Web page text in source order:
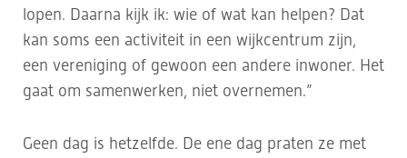
lopen. Daarna kijk ik: wie of wat kan helpen? Dat
kan soms een activiteit in een wijkcentrum zijn,
een vereniging of gewoon een andere inwoner. Het
gaat om samenwerken, niet overnemen.”
Geen dag is hetzelfde. De ene dag praten ze met